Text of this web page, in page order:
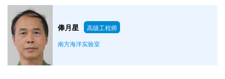
俸月星
高级工程师
南方海洋实验室